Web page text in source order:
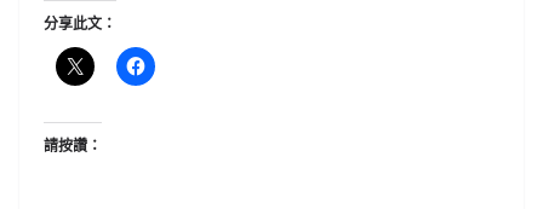
分享此文：
請按讚：